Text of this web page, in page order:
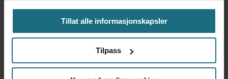
Tillat alle informasjonskapsler
Tilpass
slutte med medisinen
SELVMORD
DEPRESJON
FØDSELSOMSORG PLACED